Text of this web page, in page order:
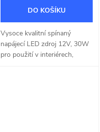
DO KOŠÍKU
Vysoce kvalitní spínaný
napájecí LED zdroj 12V, 30W
pro použití v interiérech,